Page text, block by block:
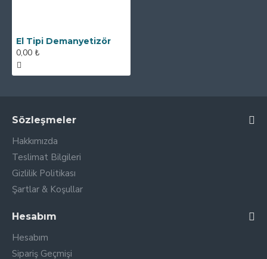
El Tipi Demanyetizör
0,00 ₺
Sözleşmeler
Hakkımızda
Teslimat Bilgileri
Gizlilik Politikası
Şartlar & Koşullar
Hesabım
Hesabım
Sipariş Geçmişi